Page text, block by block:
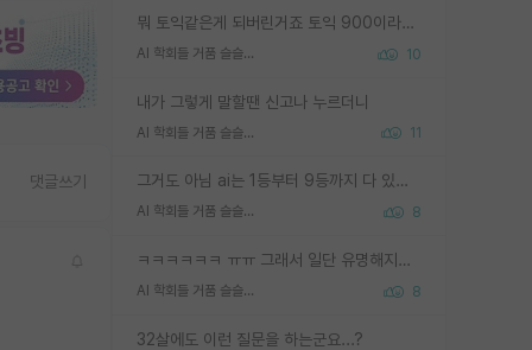
뭐 토익같은게 되버린거죠 토익 900이라고 영어잘하는건 아닙니다만 잘하는사람은 다 900을 넘는 그런
AI 학회들 거품 슬슬 지적이 나오네요 10
내가 그렇게 말할땐 신고나 누르더니
AI 학회들 거품 슬슬 지적이 나오네요 11
그거도 아님 ai는 1등부터 9등까지 다 있음 그거도 없는 사람은 뭐냐 교수가 그냥 못하게 한거 1등급도 교수가 막으면 안됨
AI 학회들 거품 슬슬 지적이 나오네요 8
ㅋㅋㅋㅋㅋㅋ ㅠㅠ 그래서 일단 유명해지는게 중요한거같습니다
AI 학회들 거품 슬슬 지적이 나오네요 8
32살에도 이런 질문을 하는군요...?
댓글쓰기